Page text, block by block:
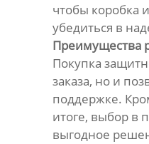
чтобы коробка
убедиться в
Преимущества
Покупка
заказа, но и
поддержке.
итоге, выбор в
выгодное